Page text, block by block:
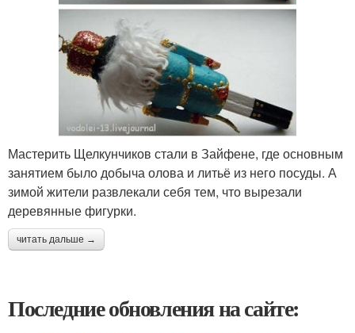
Мастерить Щелкунчиков стали в Зайфене, где основным
занятием было добыча олова и литьё из него посуды. А
зимой жители развлекали себя тем, что вырезали
деревянные фигурки.
читать дальше →
Последние обновления на сайте: